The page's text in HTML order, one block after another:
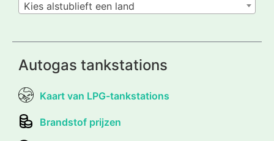
Kies alstublieft een land
Autogas tankstations
Kaart van LPG-tankstations
Brandstof prijzen